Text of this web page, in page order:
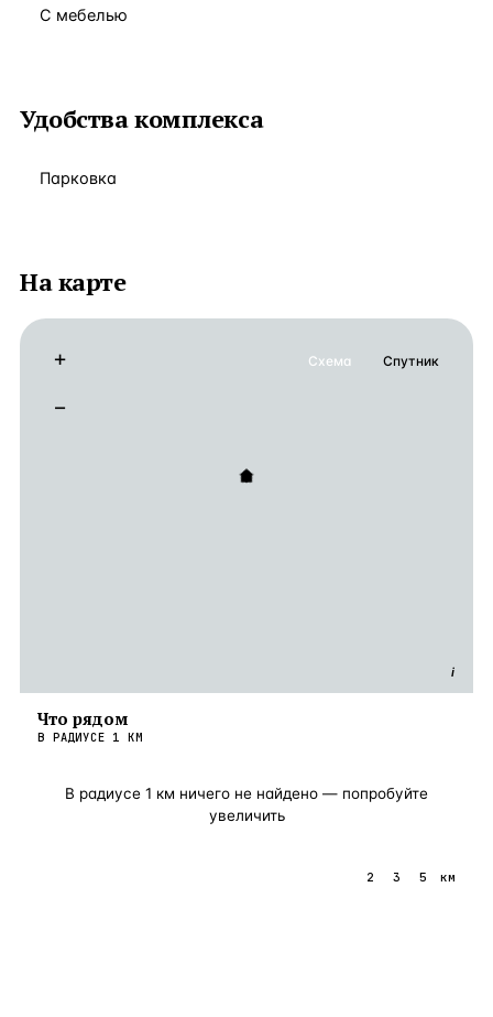
С мебелью
Удобства комплекса
Парковка
На карте
i
+
−
Схема Спутник
Что рядом
В РАДИУСЕ 1 КМ
В радиусе 1 км ничего не найдено — попробуйте
увеличить
2 3 5 км